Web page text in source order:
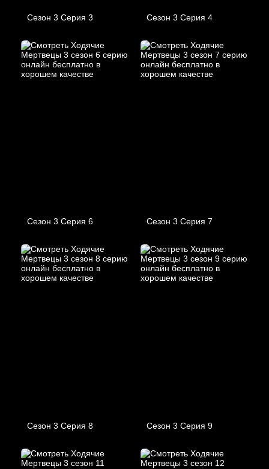
Сезон 3 Серия 3 Сезон 3 Серия 4
Сезон 3 Серия 6 Сезон 3 Серия 7
Сезон 3 Серия 8 Сезон 3 Серия 9